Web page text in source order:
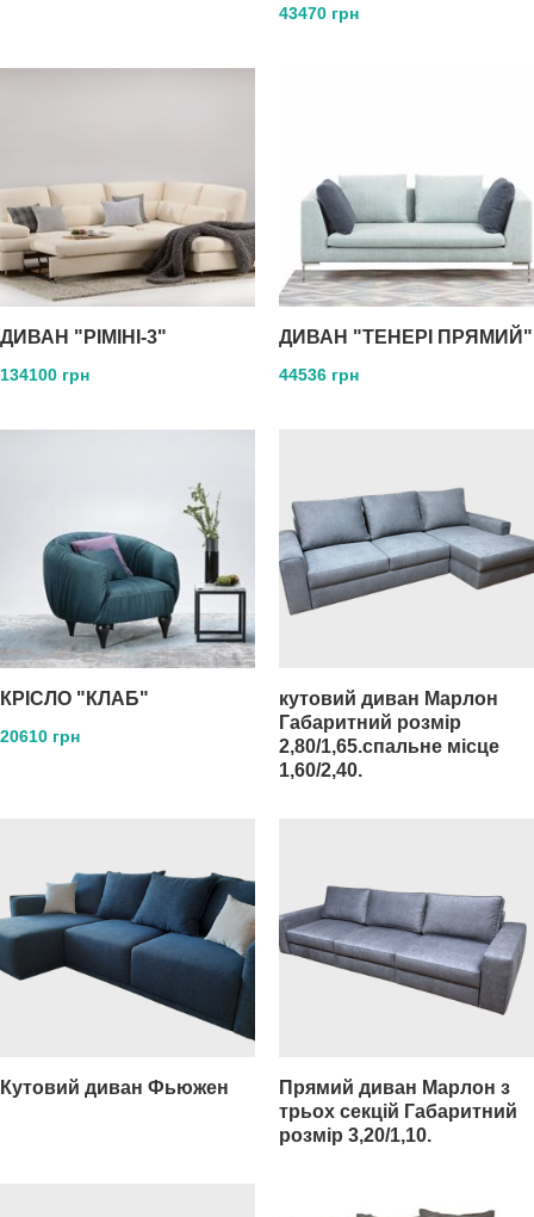
43470 грн
ДИВАН "РІМІНІ-3"
134100 грн
ДИВАН "ТЕНЕРІ ПРЯМИЙ"
44536 грн
КРIСЛО "КЛАБ"
20610 грн
кутовий диван Марлон
Габаритний розмір
2,80/1,65.спальне місце
1,60/2,40.
Кутовий диван Фьюжен
Прямий диван Марлон з
трьох секцій Габаритний
розмір 3,20/1,10.